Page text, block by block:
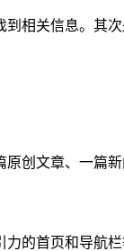
相关信息。其
创文章、一篇新
的首页和导航栏